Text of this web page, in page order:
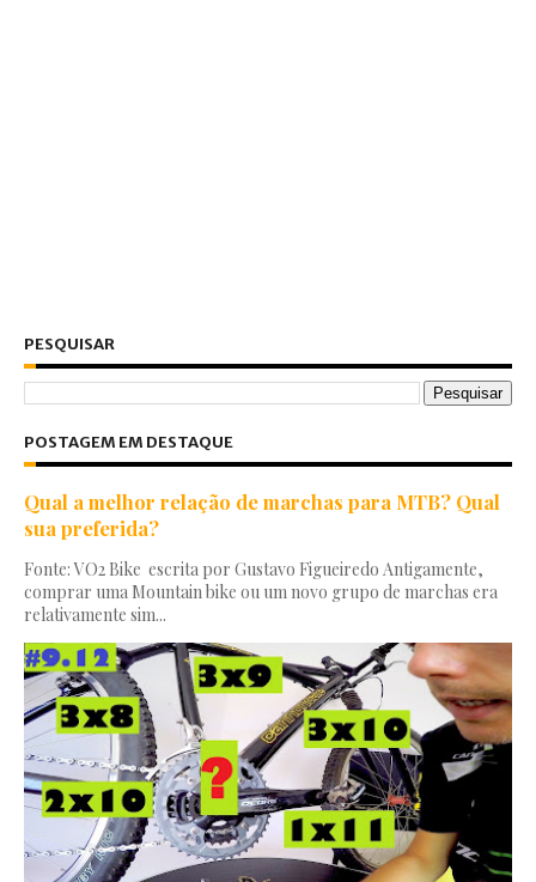
PESQUISAR
POSTAGEM EM DESTAQUE
Qual a melhor relação de marchas para MTB? Qual
sua preferida?
Fonte: VO2 Bike escrita por Gustavo Figueiredo Antigamente,
comprar uma Mountain bike ou um novo grupo de marchas era
relativamente sim...